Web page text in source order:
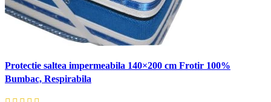
Protectie saltea impermeabila 140×200 cm Frotir 100%
Bumbac, Respirabila